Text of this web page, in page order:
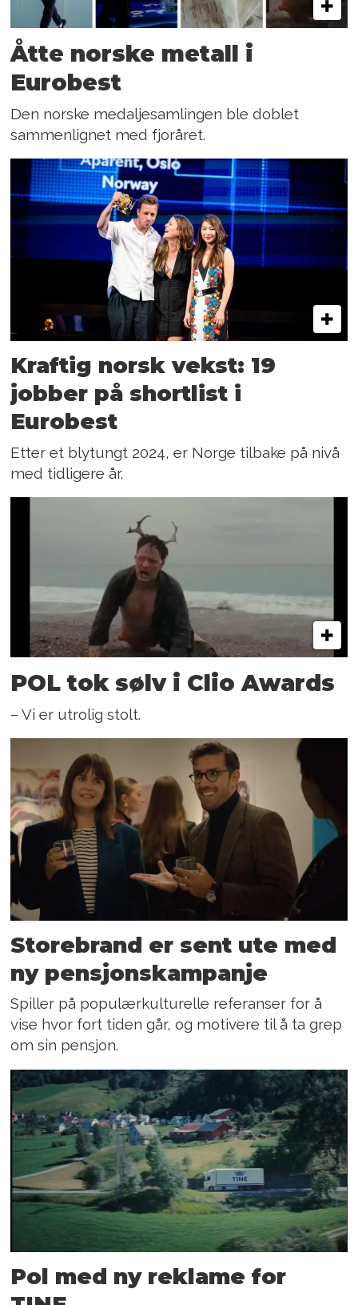
Åtte norske metall i
Eurobest
Den norske medaljesamlingen ble doblet
sammenlignet med fjoråret.
Kraftig norsk vekst: 19
jobber på shortlist i
Eurobest
Etter et blytungt 2024, er Norge tilbake på nivå
med tidligere år.
POL tok sølv i Clio Awards
– Vi er utrolig stolt.
Storebrand er sent ute med
ny pensjonskampanje
Spiller på populærkulturelle referanser for å
vise hvor fort tiden går, og motivere til å ta grep
om sin pensjon.
Pol med ny reklame for